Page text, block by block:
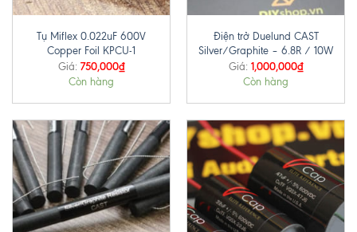
Tụ Miflex 0.022uF 600V
Copper Foil KPCU-1
Giá: 750,000₫
Còn hàng
Điện trở Duelund CAST
Silver/Graphite – 6.8R / 10W
Giá: 1,000,000₫
Còn hàng